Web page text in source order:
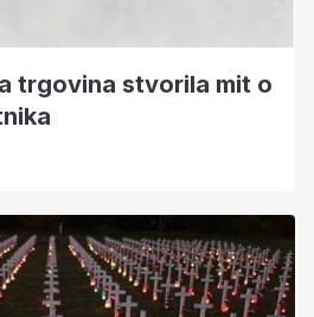
trgovina stvorila mit o